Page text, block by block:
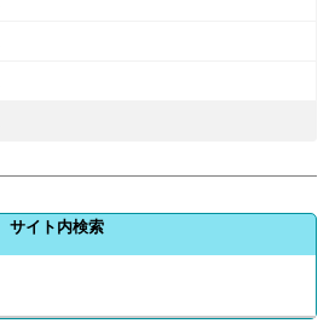
サイト内検索